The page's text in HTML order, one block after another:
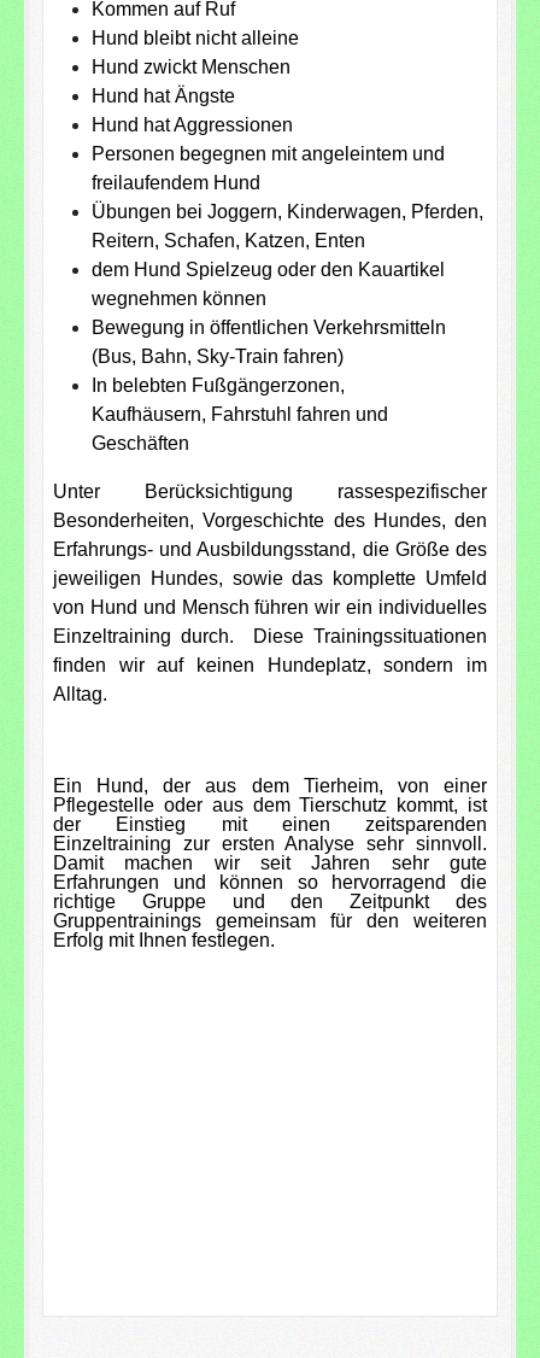
Kommen auf Ruf
Hund bleibt nicht alleine
Hund zwickt Menschen
Hund hat Ängste
Hund hat Aggressionen
Personen begegnen mit angeleintem und
freilaufendem Hund
Übungen bei Joggern, Kinderwagen, Pferden,
Reitern, Schafen, Katzen, Enten
dem Hund Spielzeug oder den Kauartikel
wegnehmen können
Bewegung in öffentlichen Verkehrsmitteln
(Bus, Bahn, Sky-Train fahren)
In belebten Fußgängerzonen,
Kaufhäusern, Fahrstuhl fahren und
Geschäften
Unter Berücksichtigung rassespezifischer
Besonderheiten, Vorgeschichte des Hundes, den
Erfahrungs- und Ausbildungsstand, die Größe des
jeweiligen Hundes, sowie das komplette Umfeld
von Hund und Mensch führen wir ein individuelles
Einzeltraining durch.
Diese Trainingssituationen
finden wir auf keinen Hundeplatz, sondern im
Alltag.
Ein Hund, der aus dem Tierheim, von einer
Pflegestelle oder aus dem Tierschutz kommt, ist
der Einstieg mit einen zeitsparenden
Einzeltraining zur ersten Analyse sehr sinnvoll.
Damit machen wir seit Jahren sehr gute
Erfahrungen und können so hervorragend die
richtige Gruppe und den Zeitpunkt des
Gruppentrainings gemeinsam für den weiteren
Erfolg mit Ihnen festlegen.